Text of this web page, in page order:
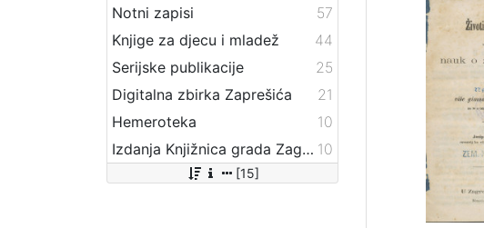
Notni zapisi
57
Knjige za djecu i mladež
44
Serijske publikacije
25
Digitalna zbirka Zaprešića
21
Hemeroteka
10
Izdanja Knjižnica grada Zagreba - E-knjige 10
[15]